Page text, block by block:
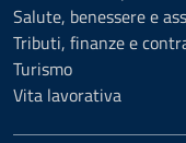
Salute, benessere e
Tributi, finanze e
Turismo
Vita lavorativa